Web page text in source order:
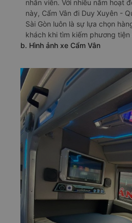
nhân viên. Với nhiều năm hoạt
này, Cẩm Vân đi Duy Xuyên -
Sài Gòn luôn là sự lựa chọn
khách khi tìm kiếm phương tiện
b. Hình ảnh xe Cẩm Vân